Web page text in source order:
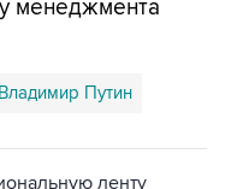
новостей сайта